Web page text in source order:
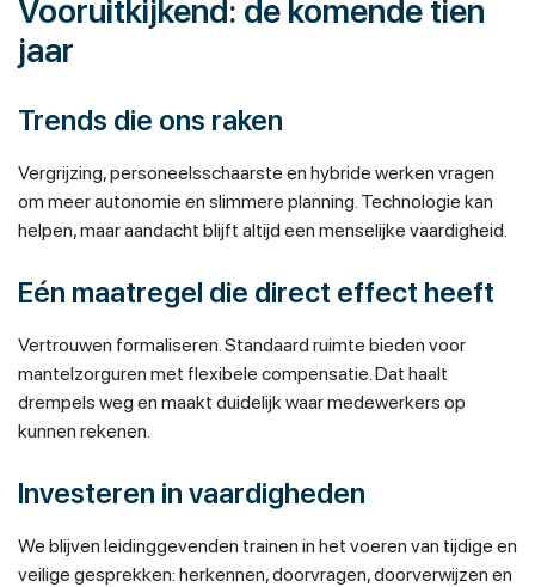
Vooruitkijkend: de komende tien
jaar
Trends die ons raken
Vergrijzing, personeelsschaarste en hybride werken vragen
om meer autonomie en slimmere planning. Technologie kan
helpen, maar aandacht blijft altijd een menselijke vaardigheid.
Eén maatregel die direct effect heeft
Vertrouwen formaliseren. Standaard ruimte bieden voor
mantelzorguren met flexibele compensatie. Dat haalt
drempels weg en maakt duidelijk waar medewerkers op
kunnen rekenen.
Investeren in vaardigheden
We blijven leidinggevenden trainen in het voeren van tijdige en
veilige gesprekken: herkennen, doorvragen, doorverwijzen en